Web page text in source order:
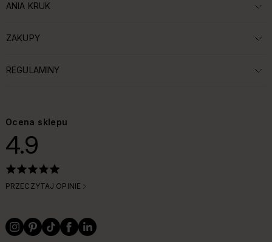
ROZWIŃ SEKCJĘ:
ANIA KRUK
ROZWIŃ SEKCJĘ:
ZAKUPY
ROZWIŃ SEKCJĘ:
REGULAMINY
Ocena sklepu
4.9
PRZECZYTAJ OPINIE